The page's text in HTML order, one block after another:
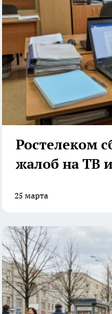
Ростелеком
жалоб на ТВ
25 марта